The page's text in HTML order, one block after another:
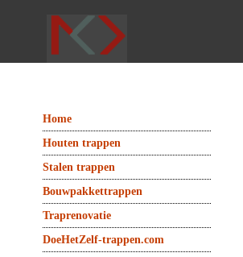
Home
Houten trappen
Stalen trappen
Bouwpakkettrappen
Traprenovatie
DoeHetZelf-trappen.com